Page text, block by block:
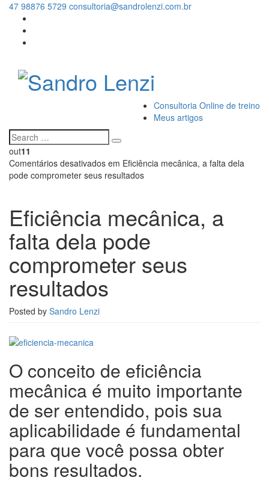
47 98876 5729 consultoria@sandrolenzi.com.br
Consultoria Online de treino
Meus artigos
out11
Comentários desativados em Eficiência mecânica, a falta dela
pode comprometer seus resultados
Eficiência mecânica, a
falta dela pode
comprometer seus
resultados
Posted by Sandro Lenzi
O conceito de eficiência
mecânica é muito importante
de ser entendido, pois sua
aplicabilidade é fundamental
para que você possa obter
bons resultados.